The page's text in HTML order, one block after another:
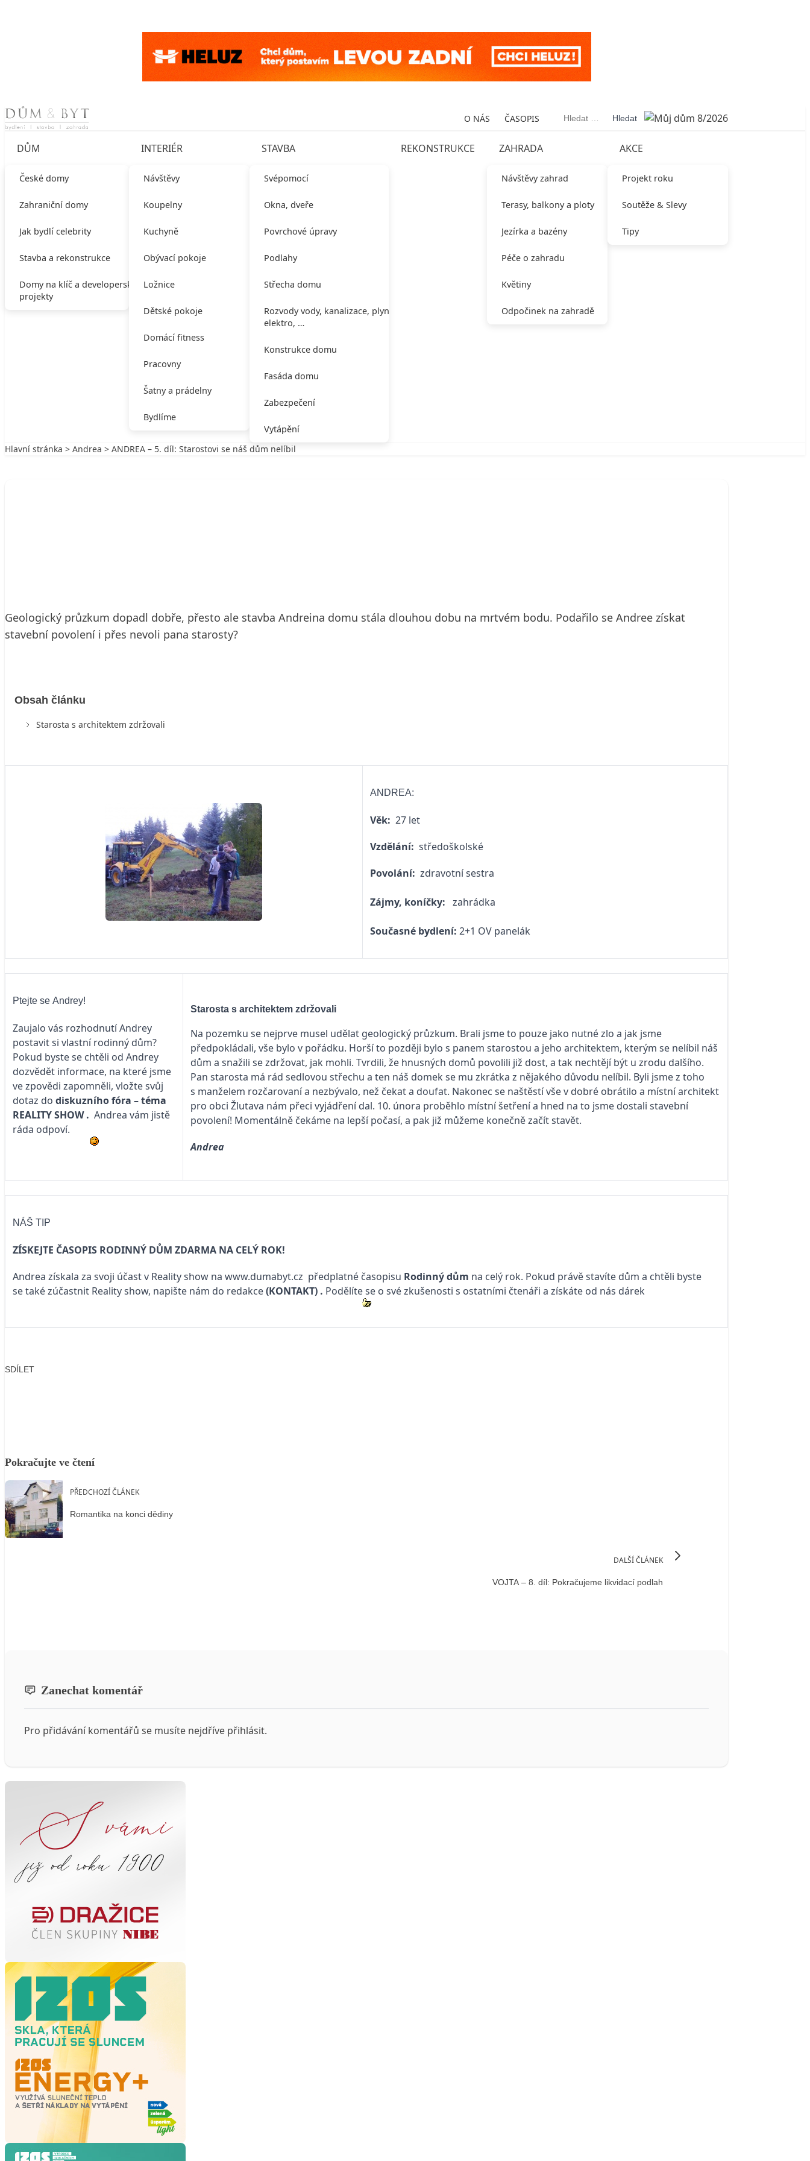
Skip to content O NÁS ČASOPIS Vyhledávání
DŮM
České domy
Zahraniční domy
Jak bydlí celebrity
Stavba a rekonstrukce
Domy na klíč a developerské
projekty
INTERIÉR
Návštěvy
Koupelny
Kuchyně
Obývací pokoje
Ložnice
Dětské pokoje
Domácí fitness
Pracovny
Šatny a prádelny
Bydlíme
STAVBA
Svépomocí
Okna, dveře
Povrchové úpravy
Podlahy
Střecha domu
Rozvody vody, kanalizace, plynu,
elektro, …
Konstrukce domu
Fasáda domu
Zabezpečení
Vytápění
REKONSTRUKCE ZAHRADA
Návštěvy zahrad
Terasy, balkony a ploty
Jezírka a bazény
Péče o zahradu
Květiny
Odpočinek na zahradě
AKCE
Projekt roku
Soutěže & Slevy
Tipy
Hlavní stránka > Andrea > ANDREA – 5. díl: Starostovi se náš dům nelíbil
Geologický průzkum dopadl dobře, přesto ale stavba Andreina domu stála dlouhou dobu na mrtvém bodu. Podařilo se Andree získat
stavební povolení i přes nevoli pana starosty?
Obsah článku
Starosta s architektem zdržovali
ANDREA:
Věk: 27 let
Vzdělání: středoškolské
Povolání: zdravotní sestra
Zájmy, koníčky: zahrádka
Současné bydlení: 2+1 OV panelák
Ptejte se Andrey!
Zaujalo vás rozhodnutí Andrey
postavit si vlastní rodinný dům?
Pokud byste se chtěli od Andrey
dozvědět informace, na které jsme
ve zpovědi zapomněli, vložte svůj
dotaz do diskuzního fóra – téma
REALITY SHOW. Andrea vám jistě
ráda odpoví.
Starosta s architektem zdržovali
Na pozemku se nejprve musel udělat geologický průzkum. Brali jsme to pouze jako nutné zlo a jak jsme
předpokládali, vše bylo v pořádku. Horší to později bylo s panem starostou a jeho architektem, kterým se nelíbil náš
dům a snažili se zdržovat, jak mohli. Tvrdili, že hnusných domů povolili již dost, a tak nechtějí být u zrodu dalšího.
Pan starosta má rád sedlovou střechu a ten náš domek se mu zkrátka z nějakého důvodu nelíbil. Byli jsme z toho
s manželem rozčarovaní a nezbývalo, než čekat a doufat. Nakonec se naštěstí vše v dobré obrátilo a místní architekt
pro obci Žlutava nám přeci vyjádření dal. 10. února proběhlo místní šetření a hned na to jsme dostali stavební
povolení! Momentálně čekáme na lepší počasí, a pak již můžeme konečně začít stavět.
Andrea
NÁŠ TIP
ZÍSKEJTE ČASOPIS RODINNÝ DŮM ZDARMA NA CELÝ ROK!
Andrea získala za svoji účast v Reality show na www.dumabyt.cz předplatné časopisu Rodinný dům na celý rok. Pokud právě stavíte dům a chtěli byste
se také zúčastnit Reality show, napište nám do redakce(KONTAKT) . Podělíte se o své zkušenosti s ostatními čtenáři a získáte od nás dárek
SDÍLET
Pokračujte ve čtení
PŘEDCHOZÍ ČLÁNEK
Romantika na konci dědiny
DALŠÍ ČLÁNEK
VOJTA – 8. díl: Pokračujeme likvidací podlah
Zanechat komentář
Pro přidávání komentářů se musíte nejdříve přihlásit.